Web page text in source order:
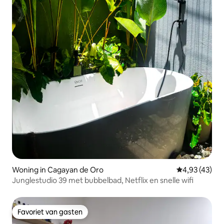
Woning in Cagayan de Oro Gemiddelde
4,93 (43)
Junglestudio 39 met bubbelbad, Netflix en snelle wifi
Favoriet van gasten
Favoriet van gasten